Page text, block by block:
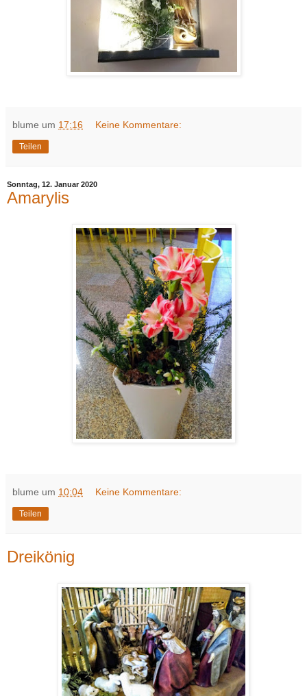
blume um 17:16 Keine Kommentare:
Teilen
Sonntag, 12. Januar 2020
Amarylis
blume um 10:04 Keine Kommentare:
Teilen
Dreikönig